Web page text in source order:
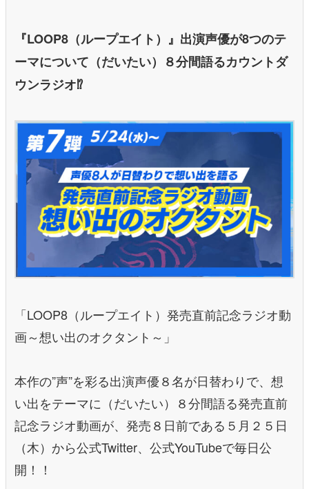
『LOOP8（ループエイト）』出演声優が8つのテ
ーマについて（だいたい）８分間語るカウントダ
ウンラジオ⁉
「LOOP8（ループエイト）発売直前記念ラジオ動
画～想い出のオクタント～」
本作の”声”を彩る出演声優８名が日替わりで、想
い出をテーマに（だいたい）８分間語る発売直前
記念ラジオ動画が、発売８日前である５月２５日
（木）から公式Twitter、公式YouTubeで毎日公
開！！